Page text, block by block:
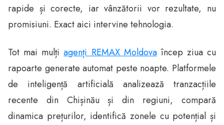
rapide și corecte, iar vânzătorii vor rezultate, nu
promisiuni. Exact aici intervine tehnologia.
Tot mai mulțiagenți REMAX Moldovaîncep ziua cu
rapoarte generate automat peste noapte. Platformele
de inteligență artificială analizează tranzacțiile
recente din Chișinău și din regiuni, compară
dinamica prețurilor, identifică zonele cu potențial și